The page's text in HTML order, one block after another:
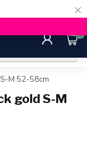
×
Gratis
0
M 52-58cm
gold S-M